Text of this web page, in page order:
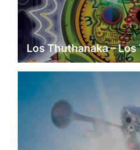
Los Thuthanaka –